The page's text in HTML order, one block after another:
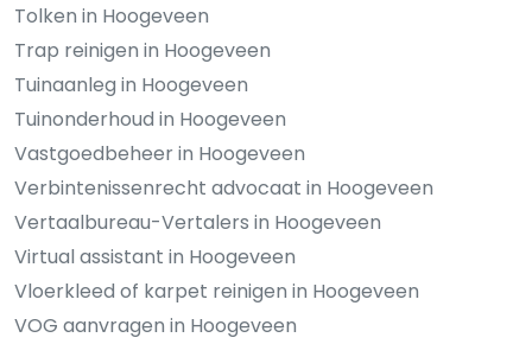
Tolken in Hoogeveen
Trap reinigen in Hoogeveen
Tuinaanleg in Hoogeveen
Tuinonderhoud in Hoogeveen
Vastgoedbeheer in Hoogeveen
Verbintenissenrecht advocaat in Hoogeveen
Vertaalbureau-Vertalers in Hoogeveen
Virtual assistant in Hoogeveen
Vloerkleed of karpet reinigen in Hoogeveen
VOG aanvragen in Hoogeveen